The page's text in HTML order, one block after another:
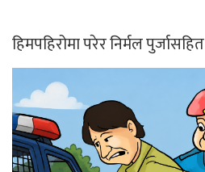
हिमपहिरोमा परेर निर्मल पुर्जासहित